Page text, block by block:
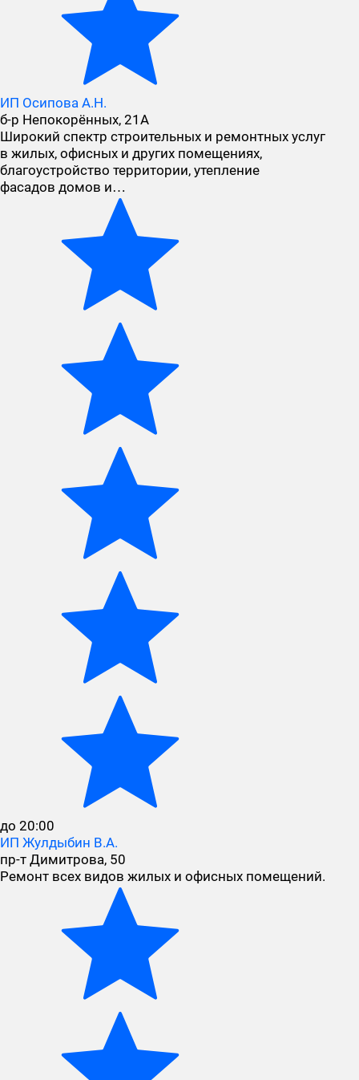
ИП Осипова А.Н.
б-р Непокорённых, 21А
Широкий спектр строительных и ремонтных услуг
в жилых, офисных и других помещениях,
благоустройство территории, утепление
фасадов домов и…
до 20:00
ИП Жулдыбин В.А.
пр-т Димитрова, 50
Ремонт всех видов жилых и офисных помещений.